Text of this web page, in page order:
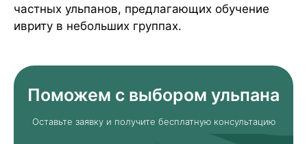
частных ульпанов, предлагающих обучение
ивриту в небольших группах.
Поможем с выбором ульпана
Оставьте заявку и получите бесплатную консультацию